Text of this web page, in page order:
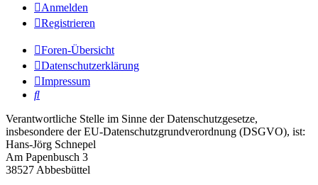
Anmelden
Registrieren
Foren-Übersicht
Datenschutzerklärung
Impressum
Suche
Verantwortliche Stelle im Sinne der Datenschutzgesetze,
insbesondere der EU-Datenschutzgrundverordnung (DSGVO), ist:
Hans-Jörg Schnepel
Am Papenbusch 3
38527 Abbesbüttel